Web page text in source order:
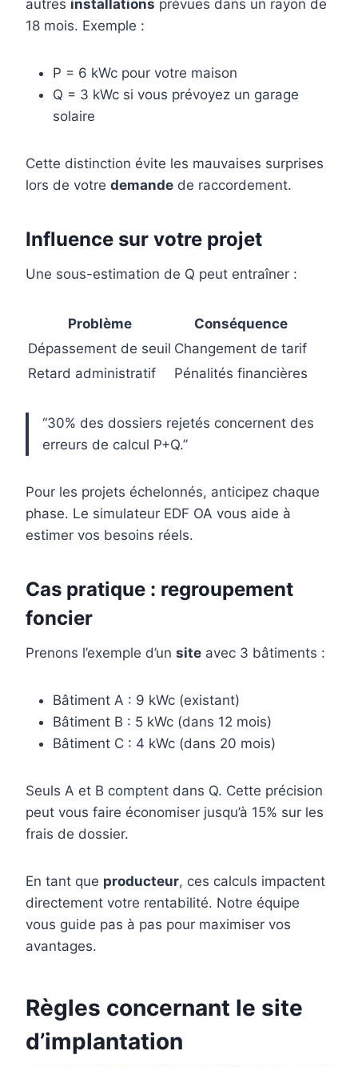
autres installations prévues dans un rayon de
18 mois. Exemple :
P = 6 kWc pour votre maison
Q = 3 kWc si vous prévoyez un garage
solaire
Cette distinction évite les mauvaises surprises
lors de votre demande de raccordement.
Influence sur votre projet
Une sous-estimation de Q peut entraîner :
Problème
Conséquence
Dépassement de seuil Changement de tarif
Retard administratif
Pénalités financières
“30% des dossiers rejetés concernent des
erreurs de calcul P+Q.”
Pour les projets échelonnés, anticipez chaque
phase. Le simulateur EDF OA vous aide à
estimer vos besoins réels.
Cas pratique : regroupement
foncier
Prenons l’exemple d’un site avec 3 bâtiments :
Bâtiment A : 9 kWc (existant)
Bâtiment B : 5 kWc (dans 12 mois)
Bâtiment C : 4 kWc (dans 20 mois)
Seuls A et B comptent dans Q. Cette précision
peut vous faire économiser jusqu’à 15% sur les
frais de dossier.
En tant que producteur, ces calculs impactent
directement votre rentabilité. Notre équipe
vous guide pas à pas pour maximiser vos
avantages.
Règles concernant le site
d’implantation